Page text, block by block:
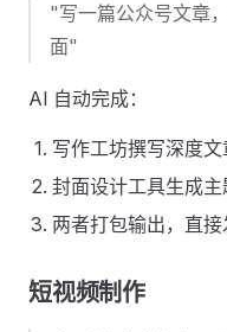
"写一篇公众号文章
面"
AI 自动完成：
写作工坊撰写深度文
封面设计工具生成
两者打包输出，直接
短视频制作